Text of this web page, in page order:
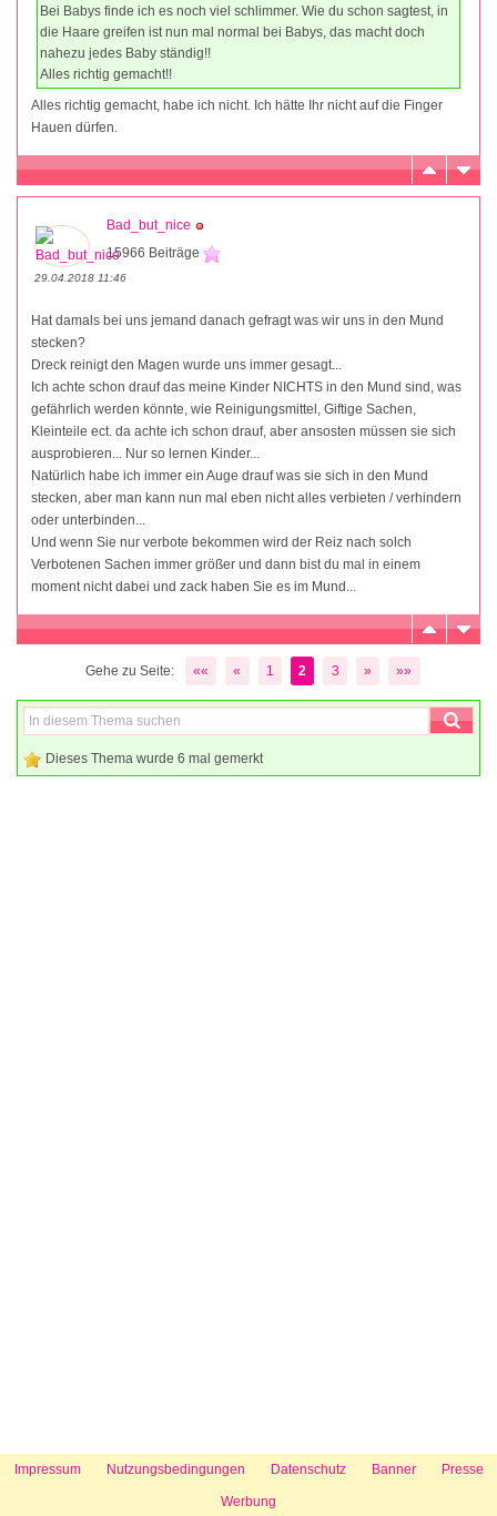
Bei Babys finde ich es noch viel schlimmer. Wie du schon sagtest, in
die Haare greifen ist nun mal normal bei Babys, das macht doch
nahezu jedes Baby ständig!!
Alles richtig gemacht!!
Alles richtig gemacht, habe ich nicht. Ich hätte Ihr nicht auf die Finger
Hauen dürfen.
Bad_but_nice
15966 Beiträge
29.04.2018 11:46
Hat damals bei uns jemand danach gefragt was wir uns in den Mund
stecken?
Dreck reinigt den Magen wurde uns immer gesagt...
Ich achte schon drauf das meine Kinder NICHTS in den Mund sind, was
gefährlich werden könnte, wie Reinigungsmittel, Giftige Sachen,
Kleinteile ect. da achte ich schon drauf, aber ansosten müssen sie sich
ausprobieren... Nur so lernen Kinder...
Natürlich habe ich immer ein Auge drauf was sie sich in den Mund
stecken, aber man kann nun mal eben nicht alles verbieten / verhindern
oder unterbinden...
Und wenn Sie nur verbote bekommen wird der Reiz nach solch
Verbotenen Sachen immer größer und dann bist du mal in einem
moment nicht dabei und zack haben Sie es im Mund...
Gehe zu Seite: «« « 1 2 3 » »»
Dieses Thema wurde 6 mal gemerkt
Impressum Nutzungsbedingungen Datenschutz Banner Presse
Werbung